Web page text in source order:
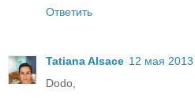
Ответить
Tatiana Alsace 12 мая 2013
Dodo,